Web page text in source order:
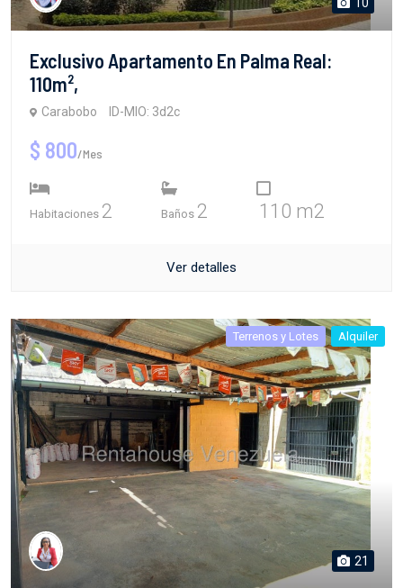
Exclusivo Apartamento En Palma Real:
110m²,
Carabobo ID-MIO: 3d2c
$ 800/Mes
Habitaciones 2 Baños 2 110 m2
Ver detalles
Terrenos y Lotes Alquiler
21